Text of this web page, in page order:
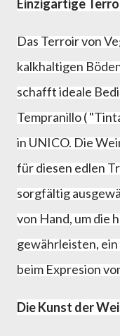
Einzigartige
Das Terroir von
kalkhaltigen
schafft ideale
Tempranillo (
in UNICO. Die
für diesen edlen
sorgfältig
von Hand, um die
gewährleisten,
beim Expresion
Die Kunst der